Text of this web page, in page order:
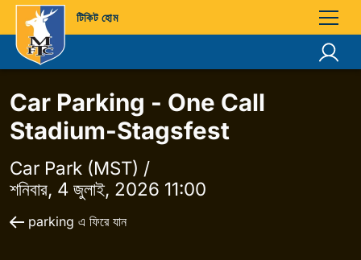
টিকিট হোম
Car Parking - One Call
Stadium-Stagsfest
Car Park (MST) /
শনিবার, 4 জুলাই, 2026 11:00
parking এ ফিরে যান